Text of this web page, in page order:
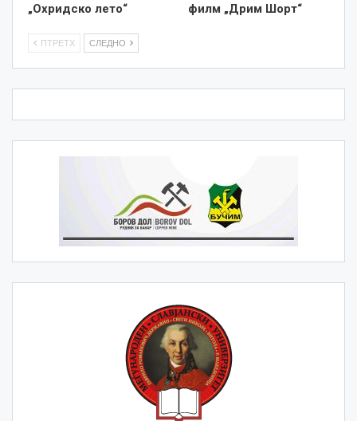
„Охридско лето“
филм „Дрим Шорт“
ПТРЕТХ СЛЕДНО